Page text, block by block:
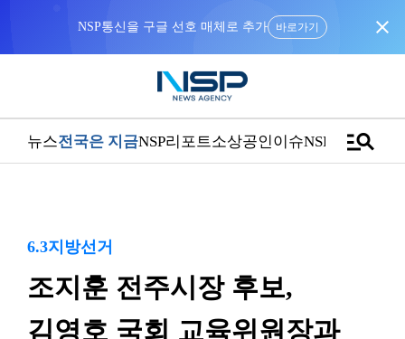
“우리는 독자가 구독할 수 있는 기사를 씁니다” close
뉴스전국은 지금NSP리포트소상공인이슈NSPTVmanage_search
6.3지방선거
조지훈 전주시장 후보,
김영호 국회 교육위원장과